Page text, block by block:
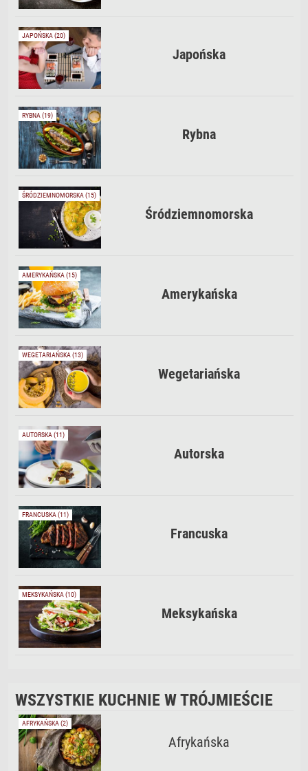
JAPOŃSKA (20)
Japońska
RYBNA (19)
Rybna
ŚRÓDZIEMNOMORSKA (15)
Śródziemnomorska
AMERYKAŃSKA (15)
Amerykańska
WEGETARIAŃSKA (13)
Wegetariańska
AUTORSKA (11)
Autorska
FRANCUSKA (11)
Francuska
MEKSYKAŃSKA (10)
Meksykańska
WSZYSTKIE KUCHNIE W TRÓJMIEŚCIE
AFRYKAŃSKA (2)
Afrykańska